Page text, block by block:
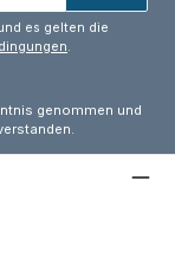
es gelten die
.
genommen und